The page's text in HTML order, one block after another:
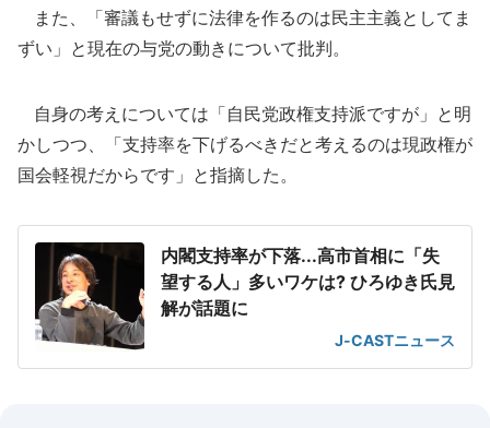
また、「審議もせずに法律を作るのは民主主義としてま
ずい」と現在の与党の動きについて批判。
自身の考えについては「自民党政権支持派ですが」と明
かしつつ、「支持率を下げるべきだと考えるのは現政権が
国会軽視だからです」と指摘した。
内閣支持率が下落...高市首相に「失
望する人」多いワケは? ひろゆき氏見
解が話題に
J-CASTニュース